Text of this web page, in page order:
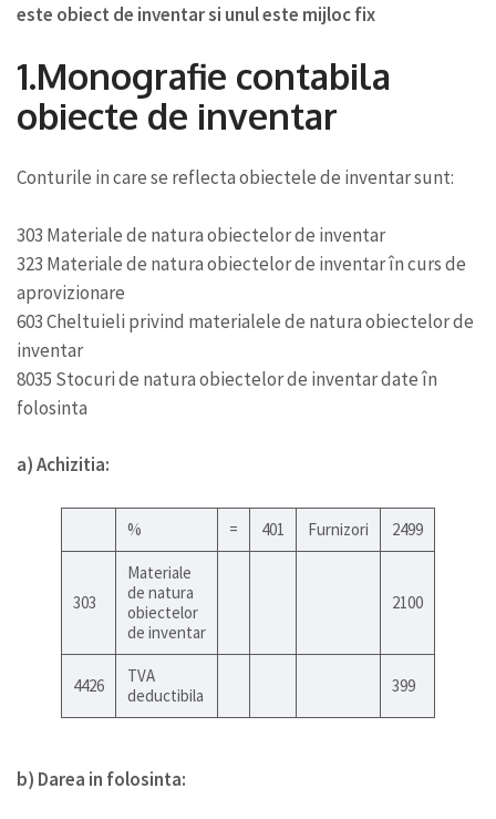
este obiect de inventar si unul este mijloc fix
1.Monografie contabila
obiecte de inventar
Conturile in care se reflecta obiectele de inventar sunt:
303 Materiale de natura obiectelor de inventar
323 Materiale de natura obiectelor de inventar în curs de
aprovizionare
603 Cheltuieli privind materialele de natura obiectelor de
inventar
8035 Stocuri de natura obiectelor de inventar date în
folosinta
a) Achizitia:
% = 401 Furnizori 2499
303
Materiale
de natura
obiectelor
de inventar
2100
4426
TVA
deductibila
399
b) Darea in folosinta: